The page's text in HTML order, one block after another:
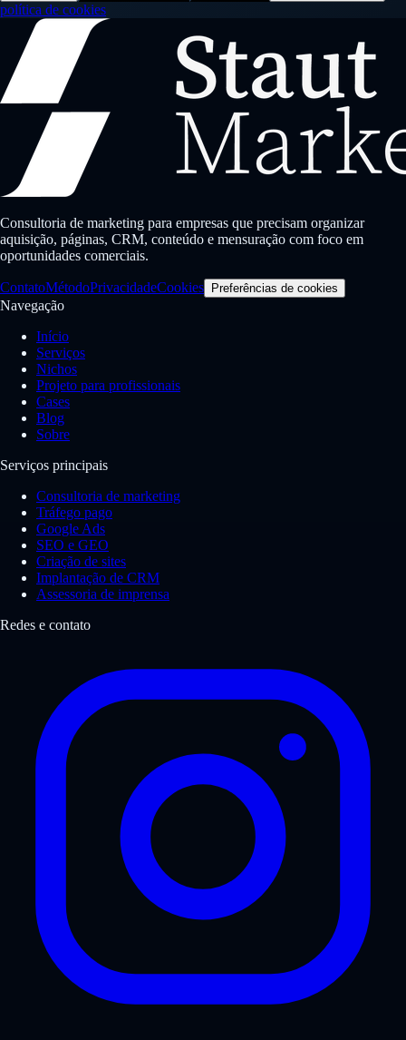
política de cookies
Consultoria de marketing para empresas que precisam organizar
aquisição, páginas, CRM, conteúdo e mensuração com foco em
oportunidades comerciais.
ContatoMétodoPrivacidadeCookies Preferências de cookies
Navegação
Início
Serviços
Nichos
Projeto para profissionais
Cases
Blog
Sobre
Serviços principais
Consultoria de marketing
Tráfego pago
Google Ads
SEO e GEO
Criação de sites
Implantação de CRM
Assessoria de imprensa
Redes e contato